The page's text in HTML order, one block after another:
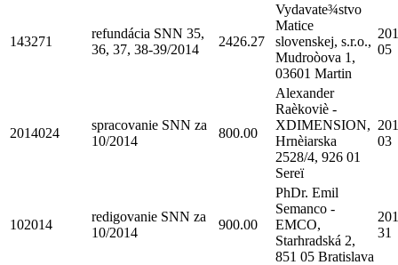
143271
refundácia SNN 35,
36, 37, 38-39/2014
2426.27
Vydavate¾stvo
Matice
slovenskej, s.r.o.,
Mudroòova 1,
03601 Martin
05
2014024
spracovanie SNN za
10/2014
800.00
Alexander
Raèkoviè -
XDIMENSION,
Hrnèiarska
2528/4, 926 01
Sereï
03
102014
redigovanie SNN za
10/2014
900.00
PhDr. Emil
Semanco -
EMCO,
Starhradská 2,
851 05 Bratislava
31